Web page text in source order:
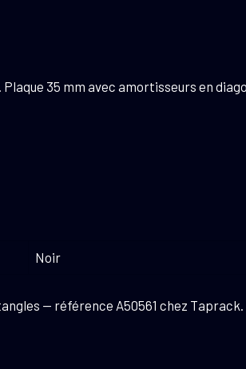
35 mm avec amortisseurs en
Noir
— référence A50561 chez